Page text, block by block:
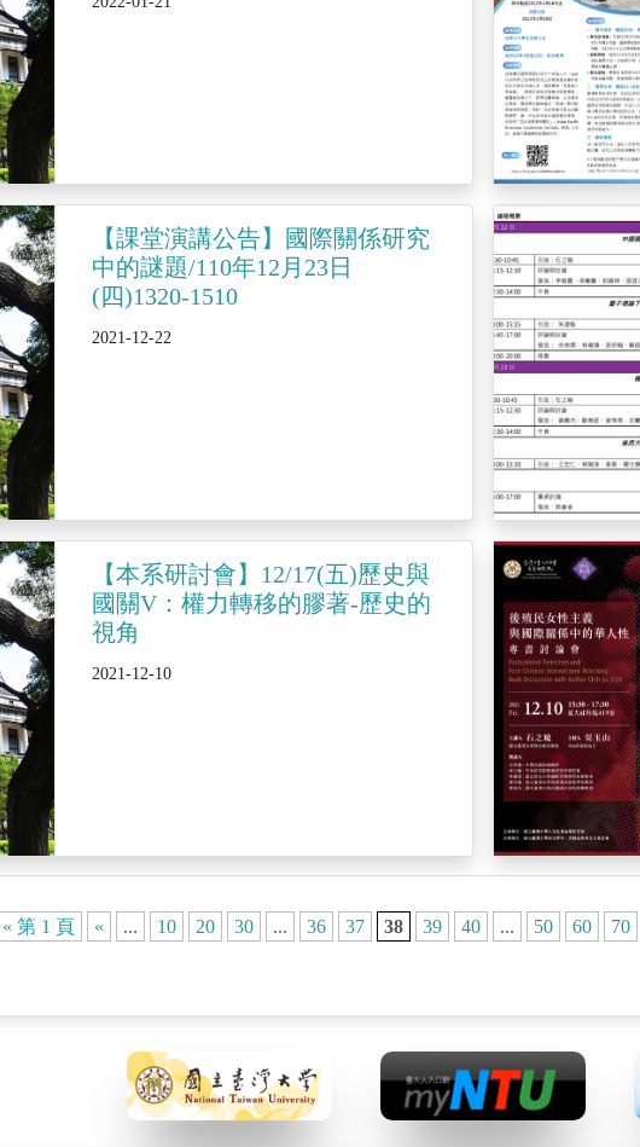
【課堂演講公告】國際關係研究
中的謎題/110年12月23日
(四)1320-1510
2021-12-22
【本系研討會】12/17(五)歷史與
國關V：權力轉移的膠著-歷史的
視角
2021-12-10
« 第 1 頁 « ... 10 20 30 ... 36 37 38 39 40 ... 50 60 70